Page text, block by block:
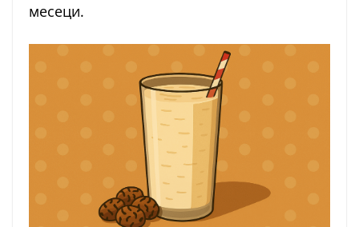
месеци.